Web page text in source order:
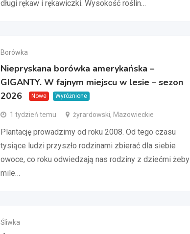
długi rękaw i rękawiczki. Wysokość roślin…
Borówka
Niepryskana borówka amerykańska –
GIGANTY. W fajnym miejscu w lesie – sezon
2026
Nowe Wyróżnione
1 tydzień temu żyrardowski, Mazowieckie
Plantację prowadzimy od roku 2008. Od tego czasu
tysiące ludzi przyszło rodzinami zbierać dla siebie
owoce, co roku odwiedzają nas rodziny z dziećmi żeby
mile…
Śliwka